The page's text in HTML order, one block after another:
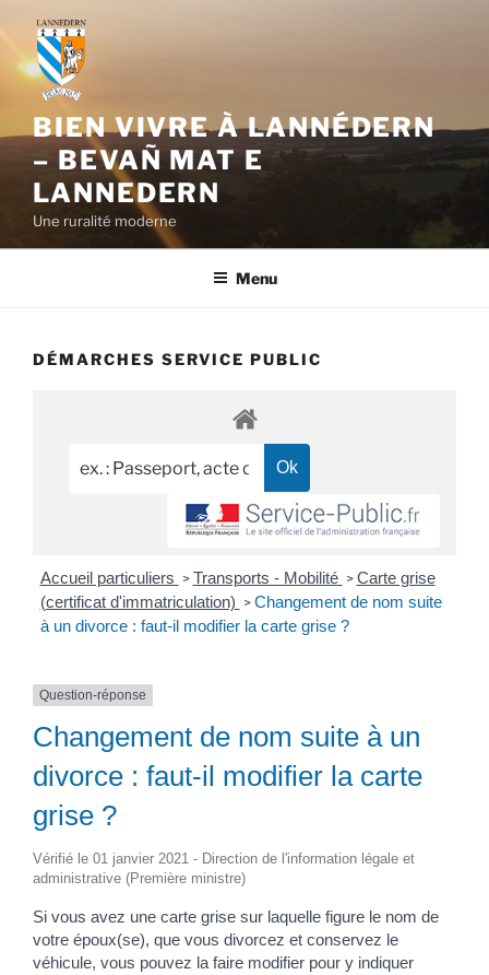
contenu
principal
BIEN VIVRE À LANNÉDERN
– BEVAÑ MAT E
LANNEDERN
Une ruralité moderne
Menu
DÉMARCHES SERVICE PUBLIC
Accueil particuliers > Transports - Mobilité > Carte grise
(certificat d'immatriculation) > Changement de nom suite
à un divorce : faut-il modifier la carte grise ?
Question-réponse
Changement de nom suite à un
divorce : faut-il modifier la carte
grise ?
Vérifié le 01 janvier 2021 - Direction de l'information légale et
administrative (Première ministre)
Si vous avez une carte grise sur laquelle figure le nom de
votre époux(se), que vous divorcez et conservez le
véhicule, vous pouvez la faire modifier pour y indiquer